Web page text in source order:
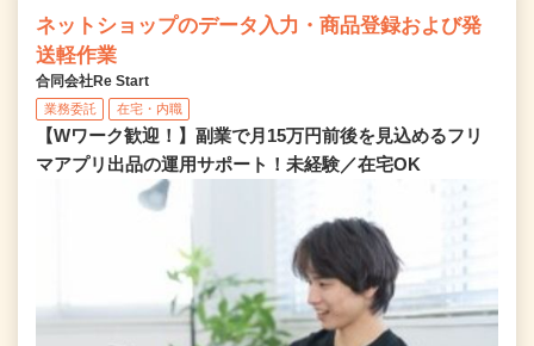
ネットショップのデータ入力・商品登録および発
送軽作業
合同会社Re Start
業務委託 在宅・内職
【Wワーク歓迎！】副業で月15万円前後を見込めるフリ
マアプリ出品の運用サポート！未経験／在宅OK